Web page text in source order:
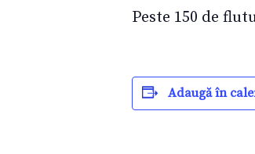
Peste 150 de
Adaugă în